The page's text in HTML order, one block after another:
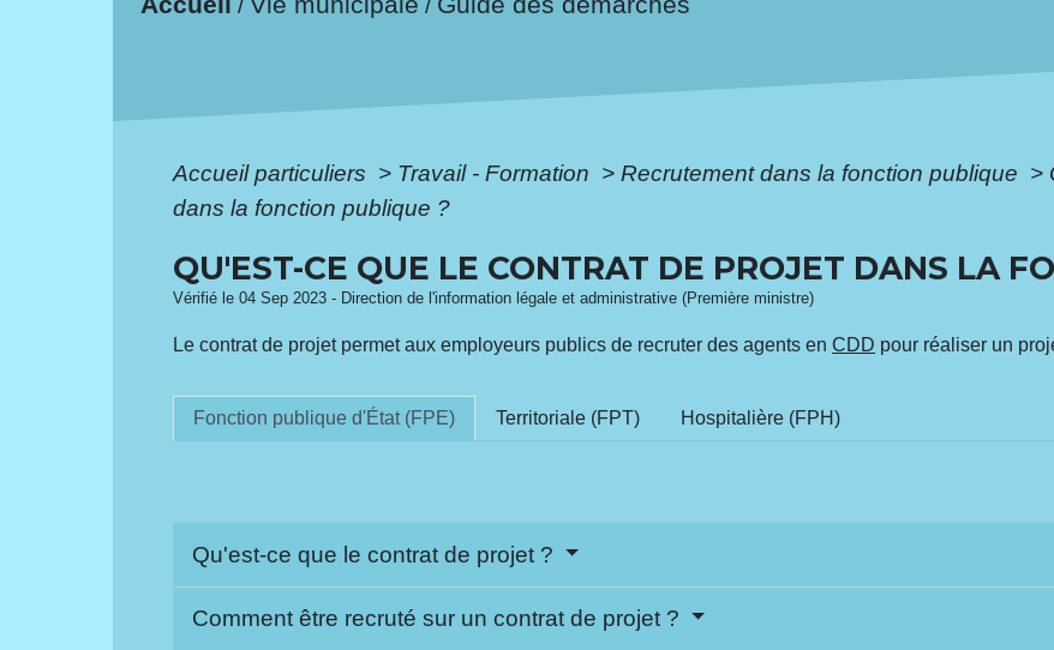
/ /
Accueil particuliers > Travail - Formation > Recrutement dans la fonction publique >
dans la fonction publique ?
QU'EST-CE QUE LE CONTRAT DE PROJET DANS LA
Vérifié le 04 Sep 2023 - Direction de l'information légale et administrative (Première ministre)
Le contrat de projet permet aux employeurs publics de recruter des agents enCDD pour réaliser un
Fonction publique d'État (FPE) Territoriale (FPT) Hospitalière (FPH)
Qu'est-ce que le contrat de projet ?
Comment être recruté sur un contrat de projet ?